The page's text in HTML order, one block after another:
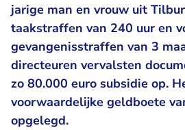
jarige man en vrouw uit
taakstraffen van 240 uur en
gevangenisstraffen van 3
directeuren vervalsten
zo 80.000 euro subsidie op.
voorwaardelijke geldboete
opgelegd.